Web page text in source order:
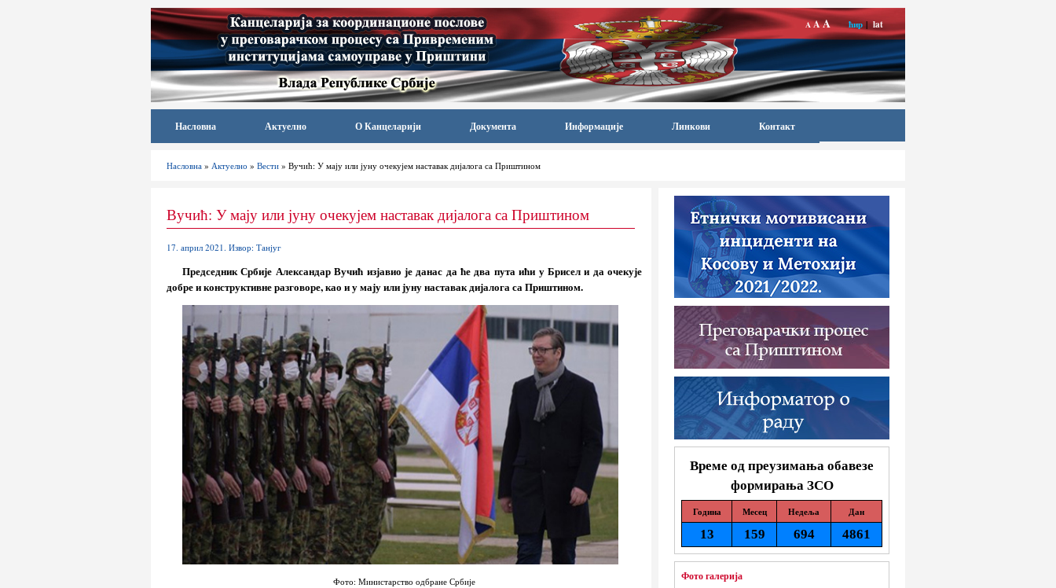
A AA ћир|lat
Насловна Актуелно О Канцеларији Документа Информације Линкови Контакт
Насловна » Актуелно » Вести » Вучић: У мају или јуну очекујем наставак дијалога са Приштином
Време од преузимања обавезе
формирања ЗСО
Година Месец Недеља Дан
13 159 694 4861
Фото галерија
Вучић: У мају или јуну очекујем наставак дијалога са Приштином
17. април 2021. Извор: Танјуг
Председник Србије Александар Вучић изјавио је данас да ће два пута ићи у Брисел и да очекује
добре и конструктивне разговоре, као и у мају или јуну наставак дијалога са Приштином.
Фото: Министарство одбране Србије